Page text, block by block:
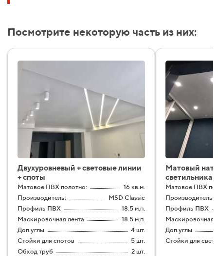
Посмотрите некоторую часть из них:
Двухуровневый + световые линии
+ споты
Матовое ПВХ полотно:
16 кв.м.
Производитель:
MSD Classic
Профиль ПВХ
18.5 м.п.
Маскировочная лента
18.5 м.п.
Доп.углы
4 шт.
Стойки для спотов
5 шт.
Обход труб
2 шт.
Матовый
Матовое ПВХ
Производитель:
Профиль ПВХ
Маскировочная
Доп.углы
Стойки для